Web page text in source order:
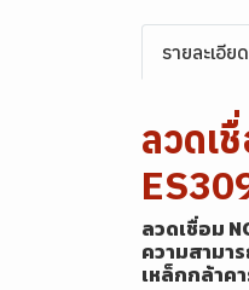
รายละเอีย
ลวดเ
ลวดเชื่อม
ความสามา
เหล็กกล้าค